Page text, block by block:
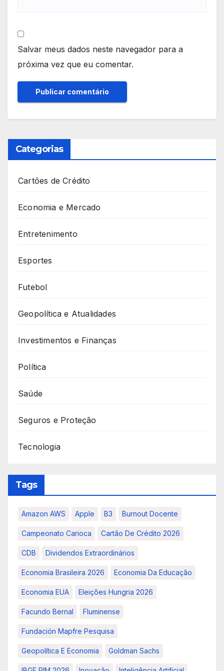
Salvar meus dados neste navegador para a
próxima vez que eu comentar.
Categorias
Cartões de Crédito
Economia e Mercado
Entretenimento
Esportes
Futebol
Geopolítica e Atualidades
Investimentos e Finanças
Política
Saúde
Seguros e Proteção
Tecnologia
Tags
Amazon AWS Apple B3 Burnout Docente
Campeonato Carioca Cartão De Crédito 2026
CDB Dividendos Extraordinários
Economia Brasileira 2026 Economia Da Educação
Economia EUA Eleições Hungria 2026
Facundo Bernal Fluminense
Fundación Mapfre Pesquisa
Geopolítica E Economia Goldman Sachs